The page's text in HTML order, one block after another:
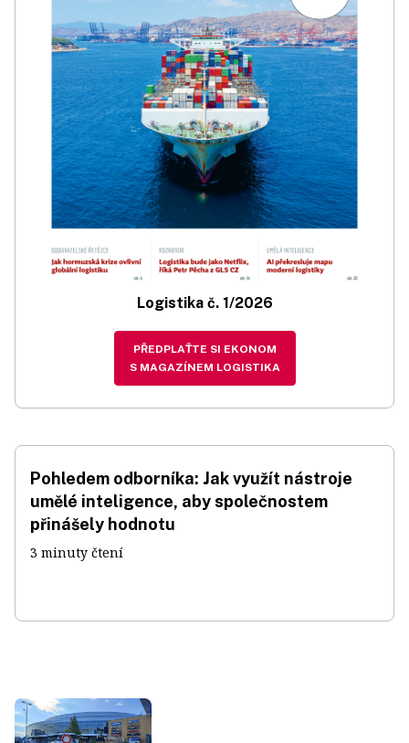
Logistika č. 1/2026
PŘEDPLAŤTE SI EKONOM
S MAGAZÍNEM LOGISTIKA
Pohledem odborníka: Jak využít nástroje
umělé inteligence, aby společnostem
přinášely hodnotu
3 minuty čtení